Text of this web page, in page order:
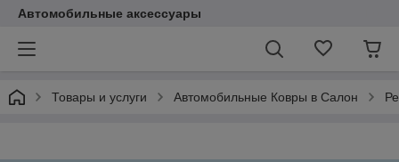
Автомобильные аксессуары
Товары и услуги Автомобильные Ковры в Салон